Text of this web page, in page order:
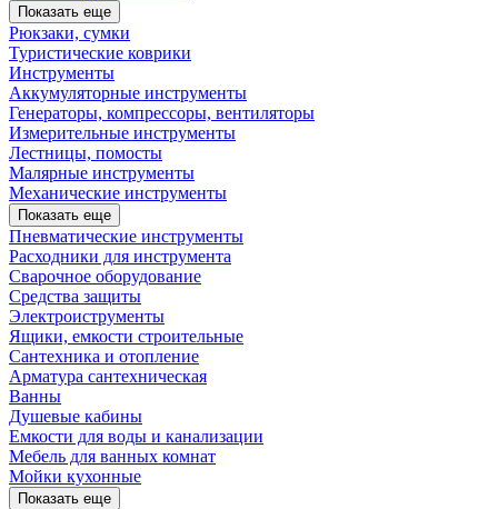
Показать еще
Рюкзаки, сумки
Туристические коврики
Инструменты
Аккумуляторные инструменты
Генераторы, компрессоры, вентиляторы
Измерительные инструменты
Лестницы, помосты
Малярные инструменты
Механические инструменты
Показать еще
Пневматические инструменты
Расходники для инструмента
Сварочное оборудование
Средства защиты
Электроиструменты
Ящики, емкости строительные
Сантехника и отопление
Арматура сантехническая
Ванны
Душевые кабины
Емкости для воды и канализации
Мебель для ванных комнат
Мойки кухонные
Показать еще